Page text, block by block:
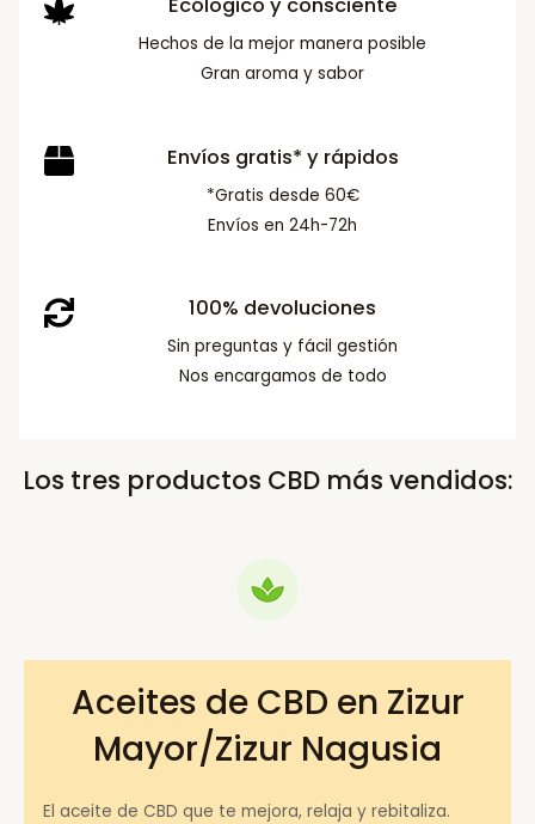
Ecólogico y consciente
Hechos de la mejor manera posible
Gran aroma y sabor
Envíos gratis* y rápidos
*Gratis desde 60€
Envíos en 24h-72h
100% devoluciones
Sin preguntas y fácil gestión
Nos encargamos de todo
Los tres productos CBD más vendidos:
Aceites de CBD en Zizur
Mayor/Zizur Nagusia
El aceite de CBD que te mejora, relaja y rebitaliza.